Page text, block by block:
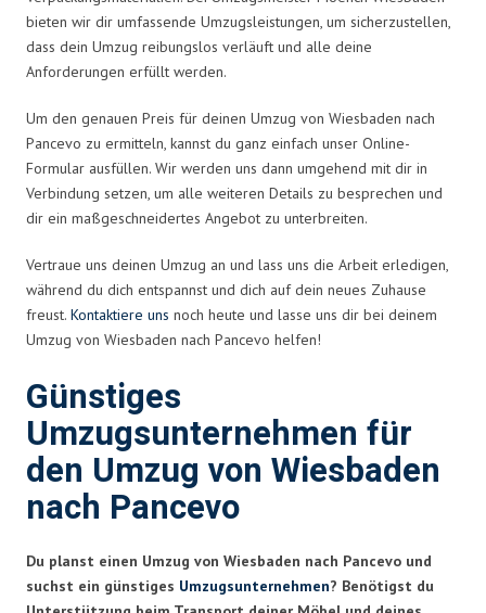
bieten wir dir umfassende Umzugsleistungen, um sicherzustellen,
dass dein Umzug reibungslos verläuft und alle deine
Anforderungen erfüllt werden.
Um den genauen Preis für deinen Umzug von Wiesbaden nach
Pancevo zu ermitteln, kannst du ganz einfach unser Online-
Formular ausfüllen. Wir werden uns dann umgehend mit dir in
Verbindung setzen, um alle weiteren Details zu besprechen und
dir ein maßgeschneidertes Angebot zu unterbreiten.
Vertraue uns deinen Umzug an und lass uns die Arbeit erledigen,
während du dich entspannst und dich auf dein neues Zuhause
freust. Kontaktiere uns noch heute und lasse uns dir bei deinem
Umzug von Wiesbaden nach Pancevo helfen!
Günstiges
Umzugsunternehmen für
den Umzug von Wiesbaden
nach Pancevo
Du planst einen Umzug von Wiesbaden nach Pancevo und
suchst ein günstiges Umzugsunternehmen? Benötigst du